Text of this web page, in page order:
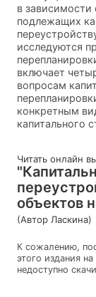
в
подлежащих
исследуются
включает
вопросам
конкретным
капитального
Читать онлайн
объектов
(Автор Ласкина)
К сожалению,
этого издания
недоступно